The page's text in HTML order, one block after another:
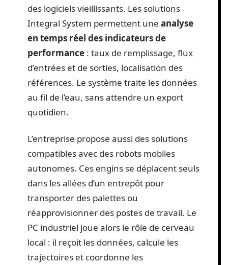
des logiciels vieillissants. Les solutions
Integral System permettent une analyse
en temps réel des indicateurs de
performance : taux de remplissage, flux
d’entrées et de sorties, localisation des
références. Le système traite les données
au fil de l’eau, sans attendre un export
quotidien.
L’entreprise propose aussi des solutions
compatibles avec des robots mobiles
autonomes. Ces engins se déplacent seuls
dans les allées d’un entrepôt pour
transporter des palettes ou
réapprovisionner des postes de travail. Le
PC industriel joue alors le rôle de cerveau
local : il reçoit les données, calcule les
trajectoires et coordonne les